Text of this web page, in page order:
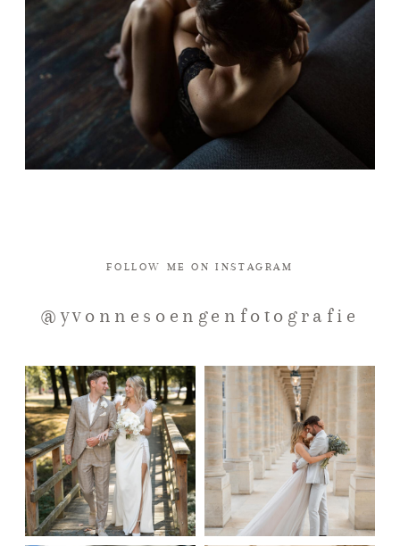
FOLLOW ME ON INSTAGRAM
@yvonnesoengenfotografie